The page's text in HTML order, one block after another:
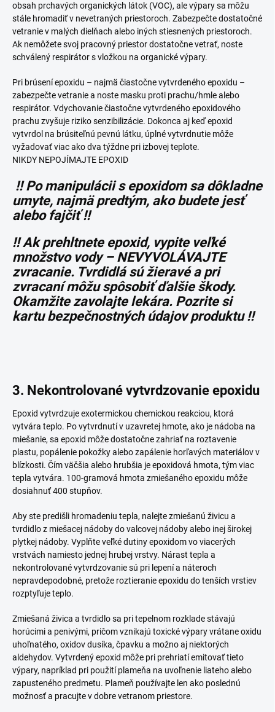
obsah prchavých organických látok (VOC), ale výpary sa môžu
stále hromadiť v nevetraných priestoroch. Zabezpečte dostatočné
vetranie v malých dielňach alebo iných stiesnených priestoroch.
Ak nemôžete svoj pracovný priestor dostatočne vetrať, noste
schválený respirátor s vložkou na organické výpary.
Pri brúsení epoxidu – najmä čiastočne vytvrdeného epoxidu –
zabezpečte vetranie a noste masku proti prachu/hmle alebo
respirátor. Vdychovanie čiastočne vytvrdeného epoxidového
prachu zvyšuje riziko senzibilizácie. Dokonca aj keď epoxid
vytvrdol na brúsiteľnú pevnú látku, úplné vytvrdnutie môže
vyžadovať viac ako dva týždne pri izbovej teplote.
NIKDY NEPOJÍMAJTE EPOXID
!! Po manipulácii s epoxidom sa dôkladne
umyte, najmä predtým, ako budete jesť
alebo fajčiť !!
!! Ak prehltnete epoxid, vypite veľké
množstvo vody – NEVYVOLÁVAJTE
zvracanie. Tvrdidlá sú žieravé a pri
zvracaní môžu spôsobiť ďalšie škody.
Okamžite zavolajte lekára. Pozrite si
kartu bezpečnostných údajov produktu !!
3. Nekontrolované vytvrdzovanie epoxidu
Epoxid vytvrdzuje exotermickou chemickou reakciou, ktorá
vytvára teplo. Po vytvrdnutí v uzavretej hmote, ako je nádoba na
miešanie, sa epoxid môže dostatočne zahriať na roztavenie
plastu, popálenie pokožky alebo zapálenie horľavých materiálov v
blízkosti. Čím väčšia alebo hrubšia je epoxidová hmota, tým viac
tepla vytvára. 100-gramová hmota zmiešaného epoxidu môže
dosiahnuť 400 stupňov.
Aby ste predišli hromadeniu tepla, nalejte zmiešanú živicu a
tvrdidlo z miešacej nádoby do valcovej nádoby alebo inej širokej
plytkej nádoby. Vyplňte veľké dutiny epoxidom vo viacerých
vrstvách namiesto jednej hrubej vrstvy. Nárast tepla a
nekontrolované vytvrdzovanie sú pri lepení a náteroch
nepravdepodobné, pretože roztieranie epoxidu do tenších vrstiev
rozptyľuje teplo.
Zmiešaná živica a tvrdidlo sa pri tepelnom rozklade stávajú
horúcimi a penivými, pričom vznikajú toxické výpary vrátane oxidu
uhoľnatého, oxidov dusíka, čpavku a možno aj niektorých
aldehydov. Vytvrdený epoxid môže pri prehriatí emitovať tieto
výpary, napríklad pri použití plameňa na uvoľnenie liateho alebo
zapusteného predmetu. Plameň používajte len ako poslednú
možnosť a pracujte v dobre vetranom priestore.